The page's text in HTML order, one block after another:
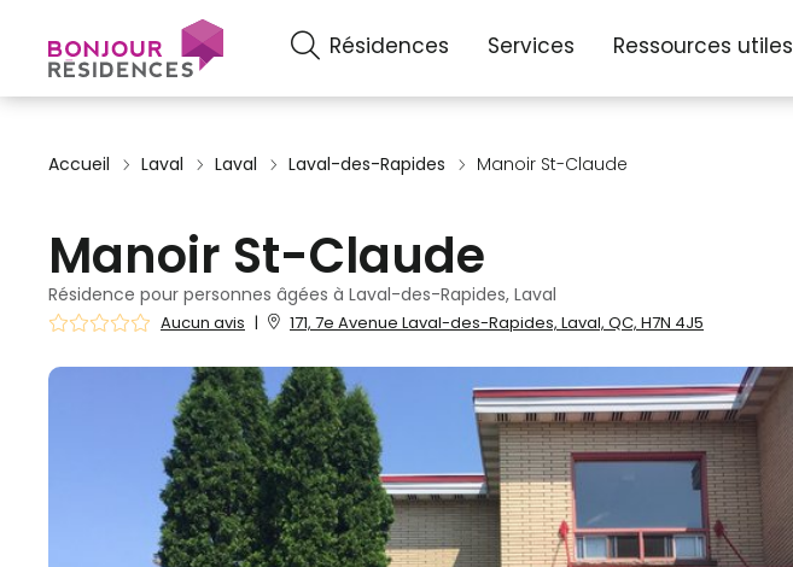
Résidences Services Ressources utiles
Accueil Laval Laval Laval-des-Rapides Manoir St-Claude
Manoir St-Claude
Résidence pour personnes âgées à Laval-des-Rapides, Laval
Aucun avis | 171, 7e Avenue Laval-des-Rapides, Laval, QC, H7N 4J5